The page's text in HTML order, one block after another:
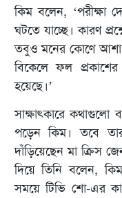
কিম বলেন, ‘পরীক্ষা
ঘটতে যাচ্ছে। কারণ
তবুও মনের কোণে আশা
বিকেলে ফল
হয়েছে।’
সাক্ষাৎকারে
পড়েন কিম। তবে
দাঁড়িয়েছেন মা ক্রিস
দিয়ে তিনি বলেন,
সময়ে টিভি শো-এর